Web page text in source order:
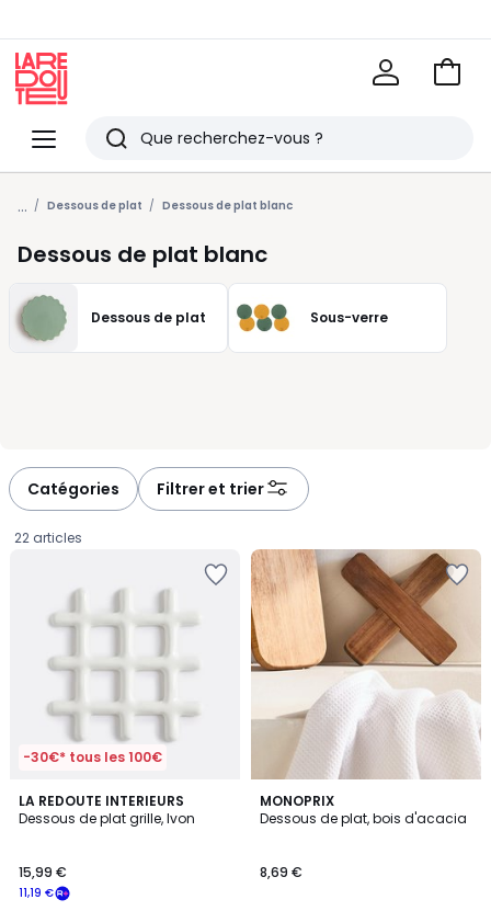
Menu
Redoute
Rechercher
Derniers
articles
vus
Voir
... Dessous de plat Dessous de plat blanc
Dessous de plat blanc
Dessous de plat Sous-verre
Catégories Filtrer et trier
22 articles
-30€* tous les 100€
LA REDOUTE INTERIEURS
Dessous de plat grille, Ivon
€
souscrivez
11,19 €
15,99 €
3,8
/ 5
MONOPRIX
Dessous de plat, bois d'acacia
8,69 €